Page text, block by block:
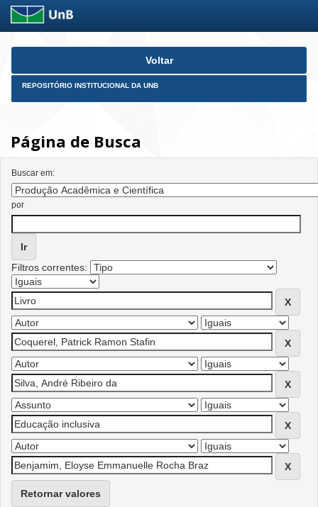
Skip
Voltar
REPOSITÓRIO INSTITUCIONAL DA UNB
Página de Busca
Buscar em:
por
Filtros correntes:
Retornar valores